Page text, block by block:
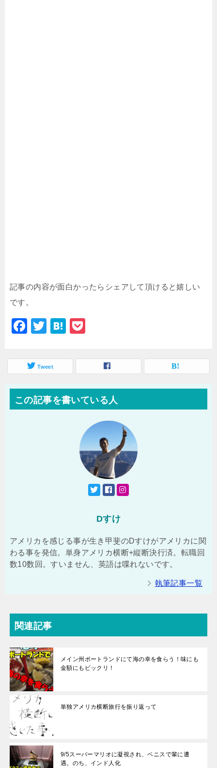
記事の内容が面白かったらシェアして頂けると嬉しい
です。
F
c
e
b
o
T
tt
er
H
e
n
a
c
k
et
Tweet
この記事を書いている人
Dすけ
アメリカを感じる事が生き甲斐のDすけがアメリカに関
わる事を発信。単身アメリカ横断+縦断決行済。転職回
数10数回。すいません、英語は喋れないです。
執筆記事一覧
関連記事
メイン州ポートランドにて海の幸を食らう！味にも
金額にもビックリ！
単独アメリカ横断旅行を振り返って
9/5スーパーマリオに凝視され、ベニスで輩に遭
遇。のち、インド人化